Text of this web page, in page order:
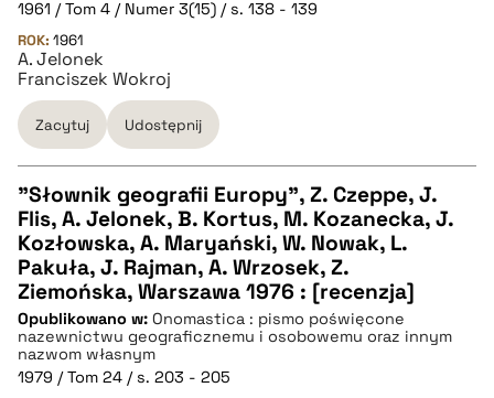
1961 / Tom 4 / Numer 3(15) / s. 138 - 139
ROK: 1961
A. Jelonek
Franciszek Wokroj
Zacytuj Udostępnij
CZYSTY TEKST
pobierz cytat
BIBTEX
"Słownik geografii Europy", Z. Czeppe, J.
Flis, A. Jelonek, B. Kortus, M. Kozanecka, J.
Kozłowska, A. Maryański, W. Nowak, L.
Pakuła, J. Rajman, A. Wrzosek, Z.
Ziemońska, Warszawa 1976 : [recenzja]
Opublikowano w: Onomastica : pismo poświęcone
nazewnictwu geograficznemu i osobowemu oraz innym
nazwom własnym
1979 / Tom 24 / s. 203 - 205